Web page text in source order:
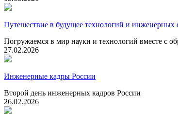
Путешествие в будущее технологий и инженерных
Погружаемся в мир науки и технологий вместе
27.02.2026
Инженерные кадры России
Второй день инженерных кадров России
26.02.2026